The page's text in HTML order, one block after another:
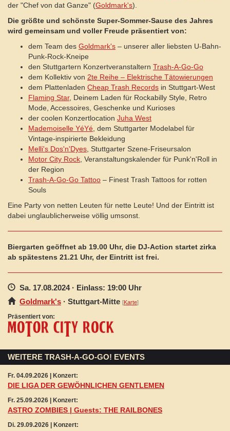
der "Chef von dat Ganze" (Goldmark's).
Die größte und schönste Super-Sommer-Sause des Jahres
wird gemeinsam und voller Freude präsentiert von:
dem Team des Goldmark's – unserer aller liebsten U-Bahn-
Punk-Rock-Kneipe
den Stuttgartern Konzertveranstaltern Trash-A-Go-Go
dem Kollektiv von 2te Reihe – Elektrische Tätowierungen
dem Plattenladen Cheap Trash Records in Stuttgart-West
Flaming Star, Deinem Laden für Rockabilly Style, Retro
Mode, Accessoires, Geschenke und Kurioses
der coolen Konzertlocation Juha West
Mademoiselle YéYé, dem Stuttgarter Modelabel für
Vintage-inspirierte Bekleidung
Melli's Dos'n'Dyes, Stuttgarter Szene-Friseursalon
Motor City Rock, Veranstaltungskalender für Punk'n'Roll in
der Region
Trash-A-Go-Go Tattoo – Finest Trash Tattoos for rotten
Souls
Eine Party von netten Leuten für nette Leute! Und der Eintritt ist
dabei unglaublicherweise völlig umsonst.
Biergarten geöffnet ab 19.00 Uhr, die DJ-Action startet zirka
ab spätestens 21.21 Uhr, der Eintritt ist frei.
Sa. 17.08.2024· Einlass: 19:00 Uhr
Goldmark's · Stuttgart-Mitte [Karte]
Präsentiert von:
WEITERE TRASH-A-GO-GO! EVENTS
Fr. 04.09.2026 | Konzert:
DIE LIGA DER GEWÖHNLICHEN GENTLEMEN
Fr. 25.09.2026 | Konzert:
ASTRO ZOMBIES | Guests: THE RAILBONES
Di. 29.09.2026 | Konzert: